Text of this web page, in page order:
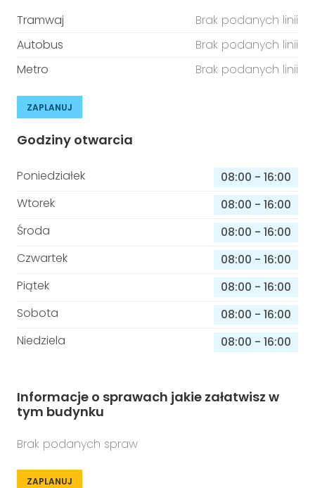
Tramwaj
Brak podanych linii
Autobus
Brak podanych linii
Metro
Brak podanych linii
ZAPLANUJ
Godziny otwarcia
Poniedziałek 08:00 - 16:00
Wtorek
08:00 - 16:00
Środa
08:00 - 16:00
Czwartek
08:00 - 16:00
Piątek
08:00 - 16:00
Sobota
08:00 - 16:00
Niedziela
08:00 - 16:00
Informacje o sprawach jakie załatwisz w
tym budynku
Brak podanych spraw
ZAPLANUJ